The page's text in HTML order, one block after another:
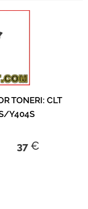
TONERI: CLT
Y404S
37 €